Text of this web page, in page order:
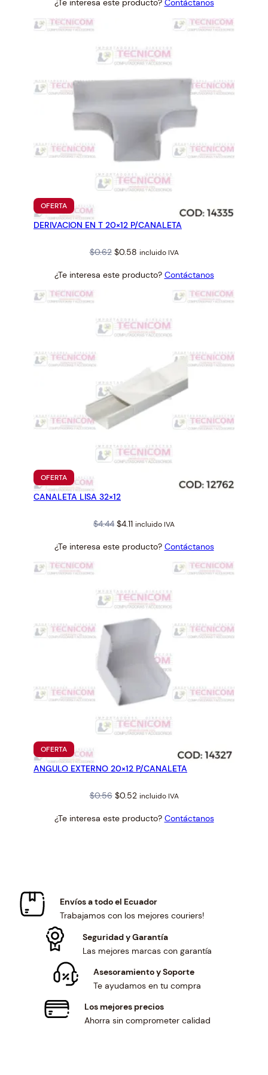
was:is:
¿Te interesa este producto? Contáctanos
OFERTAPRODUCTO
EN
OFERTA
DERIVACION EN T 20×12 P/CANALETA
$0.62 Original
was:
$0.58Current
is:
incluido IVA
¿Te interesa este producto? Contáctanos
OFERTAPRODUCTO
EN
OFERTA
CANALETA LISA 32×12
$4.44 Original
was:
$4.11Current
is:
incluido IVA
¿Te interesa este producto? Contáctanos
OFERTAPRODUCTO
EN
OFERTA
ANGULO EXTERNO 20×12 P/CANALETA
$0.56 Original
was:
$0.52Current
is:
incluido IVA
¿Te interesa este producto? Contáctanos
Envíos a todo el Ecuador
Trabajamos con los mejores couriers!
Seguridad y Garantía
Las mejores marcas con garantía
Asesoramiento y Soporte
Te ayudamos en tu compra
Los mejores precios
Ahorra sin comprometer calidad